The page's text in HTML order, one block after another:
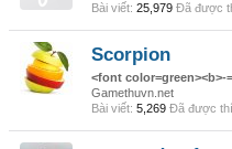
Bài viết: 25,979 Đã được
Scorpion
<font color=green><b>-
Gamethuvn.net
Bài viết: 5,269 Đã được